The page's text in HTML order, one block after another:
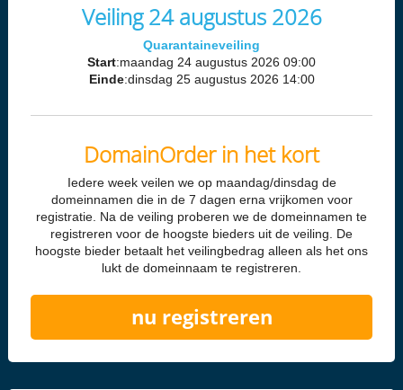
Veiling 24 augustus 2026
Quarantaineveiling
Start:maandag 24 augustus 2026 09:00
Einde:dinsdag 25 augustus 2026 14:00
DomainOrder in het kort
Iedere week veilen we op maandag/dinsdag de
domeinnamen die in de 7 dagen erna vrijkomen voor
registratie. Na de veiling proberen we de domeinnamen te
registreren voor de hoogste bieders uit de veiling. De
hoogste bieder betaalt het veilingbedrag alleen als het ons
lukt de domeinnaam te registreren.
nu registreren